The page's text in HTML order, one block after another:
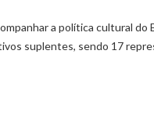
a política cultural do
suplentes, sendo 17